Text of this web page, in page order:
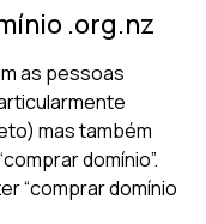
.org.nz
as pessoas
mas também
domínio”.
“comprar domínio